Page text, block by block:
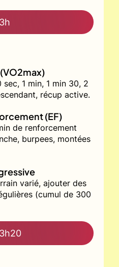
1 min, 1 min 30, 2
récup active.
(EF)
de renforcement
burpees, montées
varié, ajouter des
(cumul de 300